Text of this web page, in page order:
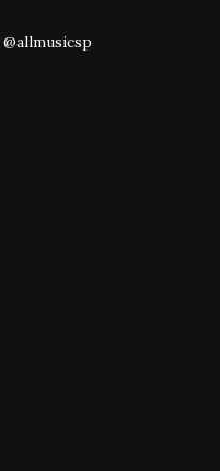
@allmusicsp